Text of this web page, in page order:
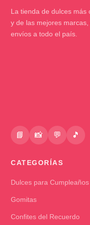
La tienda de dulces más
y de las mejores
envíos a todo el país.
📘 📸 💬 🎵
CATEGORÍAS
Dulces para Cumpleaños
Gomitas
Confites del Recuerdo